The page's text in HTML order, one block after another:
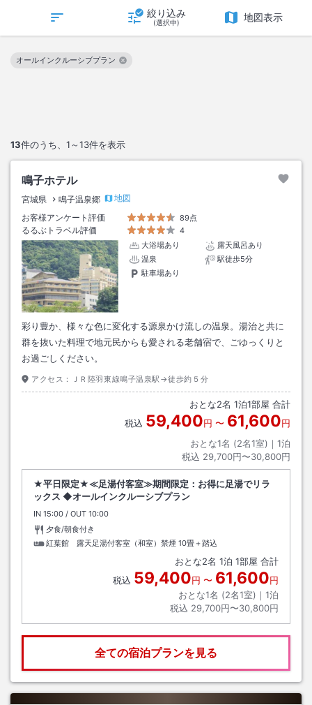
絞り込み
(選択中) 地図表示
13件のうち、 1～13件を表示
オールインクルーシブプラン
この絞り込み条件を解除
鳴子ホテル
宮城県 鳴子温泉郷
地図
お客様アンケート評価
89点
るるぶトラベル評価
4
大浴場あり
露天風呂あり
温泉
駅徒歩5分
駐車場あり
彩り豊か、様々な色に変化する源泉かけ流しの温泉。湯治と共に
群を抜いた料理で地元民からも愛される老舗宿で、ごゆっくりと
お過ごしください。
アクセス： ＪＲ陸羽東線鳴子温泉駅→徒歩約５分
おとな2名 1泊1部屋 合計
税込 59,400円 〜 61,600円
おとな1名 (2名1室)｜ 1泊
税込 29,700円〜30,800円
★平日限定★≪足湯付客室≫期間限定：お得に足湯でリラ
ックス ◆オールインクルーシブプラン
IN チェックイン
15:00 / OUT チェックアウト
10:00
夕食/朝食付き
紅葉館 露天足湯付客室（和室）禁煙 10畳＋踏込
おとな2名 1泊 1部屋 合計
税込 59,400円 〜 61,600円
おとな1名 (2名1室)｜ 1泊
税込 29,700円〜30,800円
全ての宿泊プランを見る